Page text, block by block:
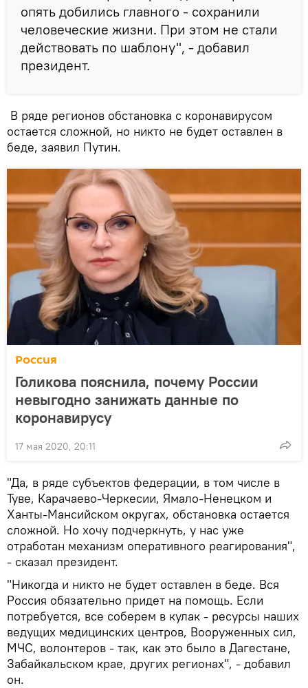
опять добились главного - сохранили
человеческие жизни. При этом не стали
действовать по шаблону", - добавил
президент.
В ряде регионов обстановка с коронавирусом
остается сложной, но никто не будет оставлен в
беде, заявил Путин.
Россия
Голикова пояснила, почему России
невыгодно занижать данные по
коронавирусу
17 мая 2020, 20:11
"Да, в ряде субъектов федерации, в том числе в
Туве, Карачаево-Черкесии, Ямало-Ненецком и
Ханты-Мансийском округах, обстановка остается
сложной. Но хочу подчеркнуть, у нас уже
отработан механизм оперативного реагирования",
- сказал президент.
"Никогда и никто не будет оставлен в беде. Вся
Россия обязательно придет на помощь. Если
потребуется, все соберем в кулак - ресурсы наших
ведущих медицинских центров, Вооруженных сил,
МЧС, волонтеров - так, как это было в Дагестане,
Забайкальском крае, других регионах", - добавил
он.